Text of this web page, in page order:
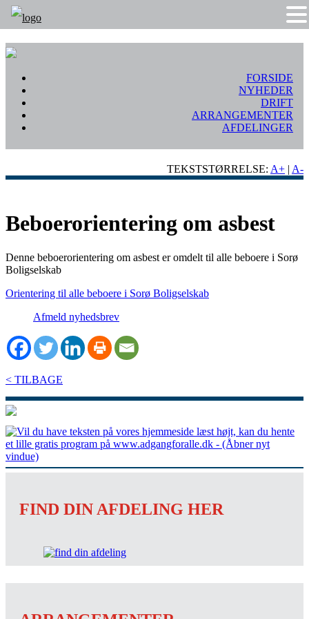
FORSIDE
NYHEDER
DRIFT
ARRANGEMENTER
AFDELINGER
TEKSTSTØRRELSE: A+ | A-
Beboerorientering om asbest
Denne beboerorientering om asbest er omdelt til alle beboere i Sorø
Boligselskab
Orientering til alle beboere i Sorø Boligselskab
Afmeld nyhedsbrev
< TILBAGE
FIND DIN AFDELING HER